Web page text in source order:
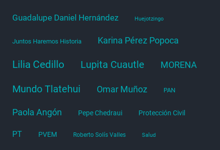
Guadalupe Daniel Hernández Huejotzingo
Juntos Haremos Historia Karina Pérez Popoca
Lilia Cedillo Lupita Cuautle MORENA
Mundo Tlatehui Omar Muñoz PAN
Paola Angón Pepe Chedraui Protección Civil
PT PVEM Roberto Solís Valles Salud